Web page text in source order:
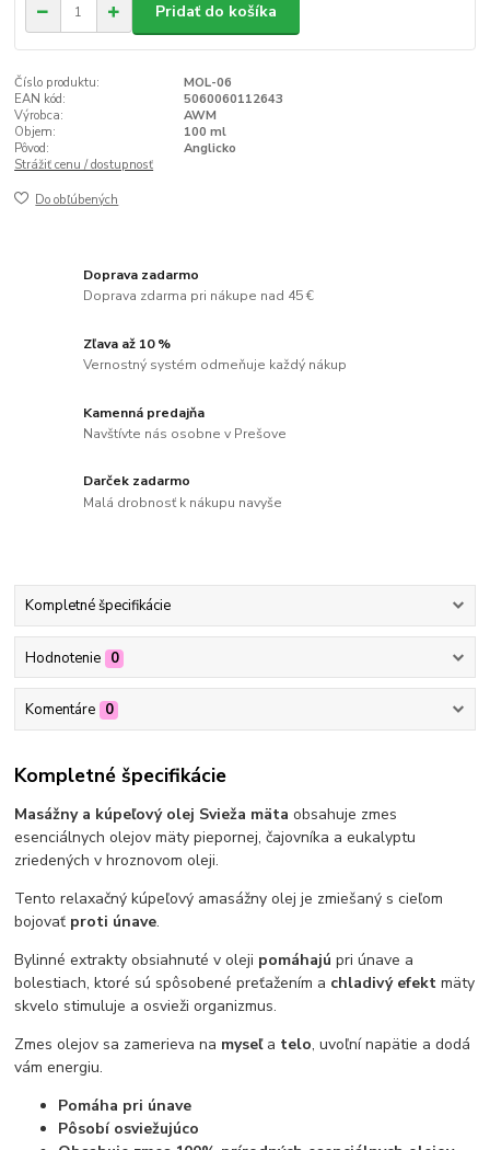
Pridať do košíka
Číslo produktu:
MOL-06
EAN kód:
5060060112643
Výrobca:
AWM
Objem:
100 ml
Pôvod:
Anglicko
Strážiť cenu / dostupnosť
Do obľúbených
Doprava zadarmo
Doprava zdarma pri nákupe nad 45 €
Zľava až 10 %
Vernostný systém odmeňuje každý nákup
Kamenná predajňa
Navštívte nás osobne v Prešove
Darček zadarmo
Malá drobnosť k nákupu navyše
Kompletné špecifikácie
Hodnotenie 0
Komentáre 0
Kompletné špecifikácie
Masážny a kúpeľový olej Svieža mätaobsahuje zmes
esenciálnych olejov mäty piepornej, čajovníka a eukalyptu
zriedených v hroznovom oleji.
Tento relaxačný kúpeľový amasážny olej je zmiešaný s cieľom
bojovať proti únave.
Bylinné extrakty obsiahnuté v oleji pomáhajú pri únave a
bolestiach, ktoré sú spôsobené preťažením a chladivý efektmäty
skvelo stimuluje a osvieži organizmus.
Zmes olejov sa zamerieva na myseľa telo, uvoľní napätie a dodá
vám energiu.
Pomáha pri únave
Pôsobí osviežujúco